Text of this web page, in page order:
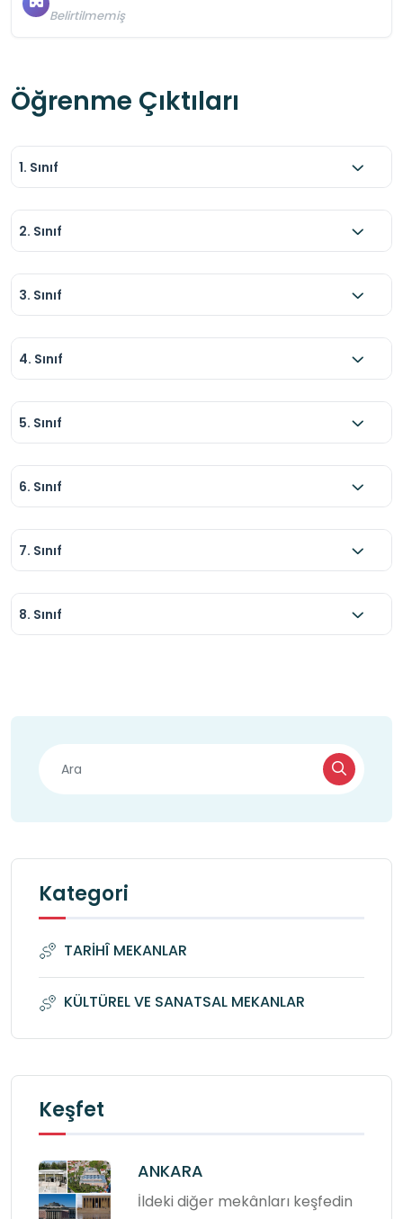
Belirtilmemiş
Öğrenme Çıktıları
1. Sınıf
2. Sınıf
3. Sınıf
4. Sınıf
5. Sınıf
6. Sınıf
7. Sınıf
8. Sınıf
Kategori
TARİHÎ MEKANLAR
KÜLTÜREL VE SANATSAL MEKANLAR
Keşfet
ANKARA
İldeki diğer mekânları keşfedin